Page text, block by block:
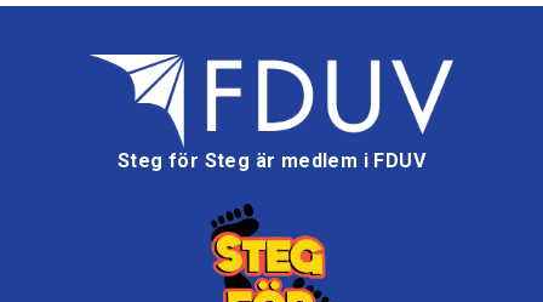
Steg för Steg är medlem i FDUV